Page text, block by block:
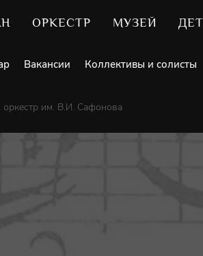
ОРКЕСТР МУЗЕЙ
Вакансии Коллективы и солисты
им. В.И. Сафонова